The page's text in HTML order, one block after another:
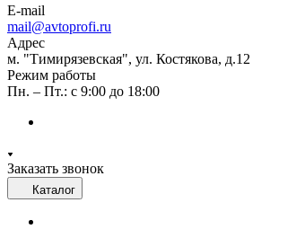
E-mail
mail@avtoprofi.ru
Адрес
м. "Тимирязевская", ул. Костякова, д.12
Режим работы
Пн. – Пт.: с 9:00 до 18:00
Заказать звонок
Каталог